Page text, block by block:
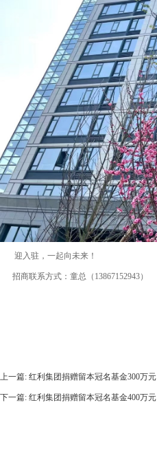
迎入驻，一起向未来！
招商联系方式：童总（13867152943）
上一篇: 红利集团捐赠留本冠名基金300万元
下一篇: 红利集团捐赠留本冠名基金400万元